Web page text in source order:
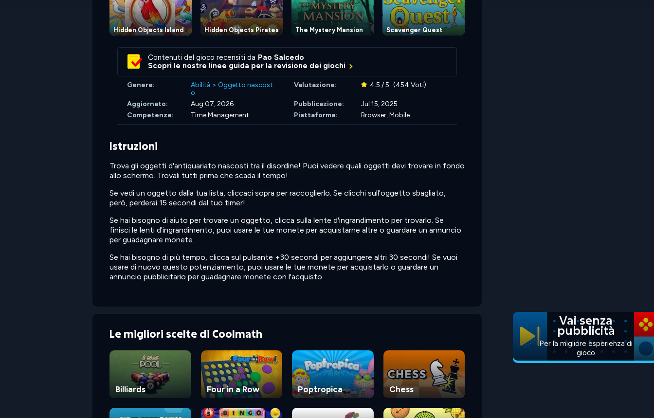
Hidden Objects Island Hidden Objects Pirates The Mystery Mansion Scavenger Quest
Contenuti del gioco recensiti da Pao Salcedo
Scopri le nostre linee guida per la revisione dei giochi
Genere: Abilità > Oggetto nascost
o
Valutazione: 4.5 / 5 (454 Voti)
Aggiornato: Aug 07, 2026 Pubblicazione:
Jul 15, 2025
Competenze:
Time Management Piattaforme: Browser, Mobile
Istruzioni
Trova gli oggetti d'antiquariato nascosti tra il disordine! Puoi vedere quali oggetti devi trovare in fondo
allo schermo. Trovali tutti prima che scada il tempo!
Se vedi un oggetto dalla tua lista, cliccaci sopra per raccoglierlo. Se clicchi sull'oggetto sbagliato,
però, perderai 15 secondi dal tuo timer!
Se hai bisogno di aiuto per trovare un oggetto, clicca sulla lente d'ingrandimento per trovarlo. Se
finisci le lenti d'ingrandimento, puoi usare le tue monete per acquistarne altre o guardare un annuncio
per guadagnare monete.
Se hai bisogno di più tempo, clicca sul pulsante +30 secondi per aggiungere altri 30 secondi! Se vuoi
usare di nuovo questo potenziamento, puoi usare le tue monete per acquistarlo o guardare un
annuncio pubblicitario per guadagnare monete con l'acquisto.
Le migliori scelte di Coolmath
Billiards Four in a Row Poptropica Chess
Vai senza
pubblicità
Per la migliore esperienza di
gioco